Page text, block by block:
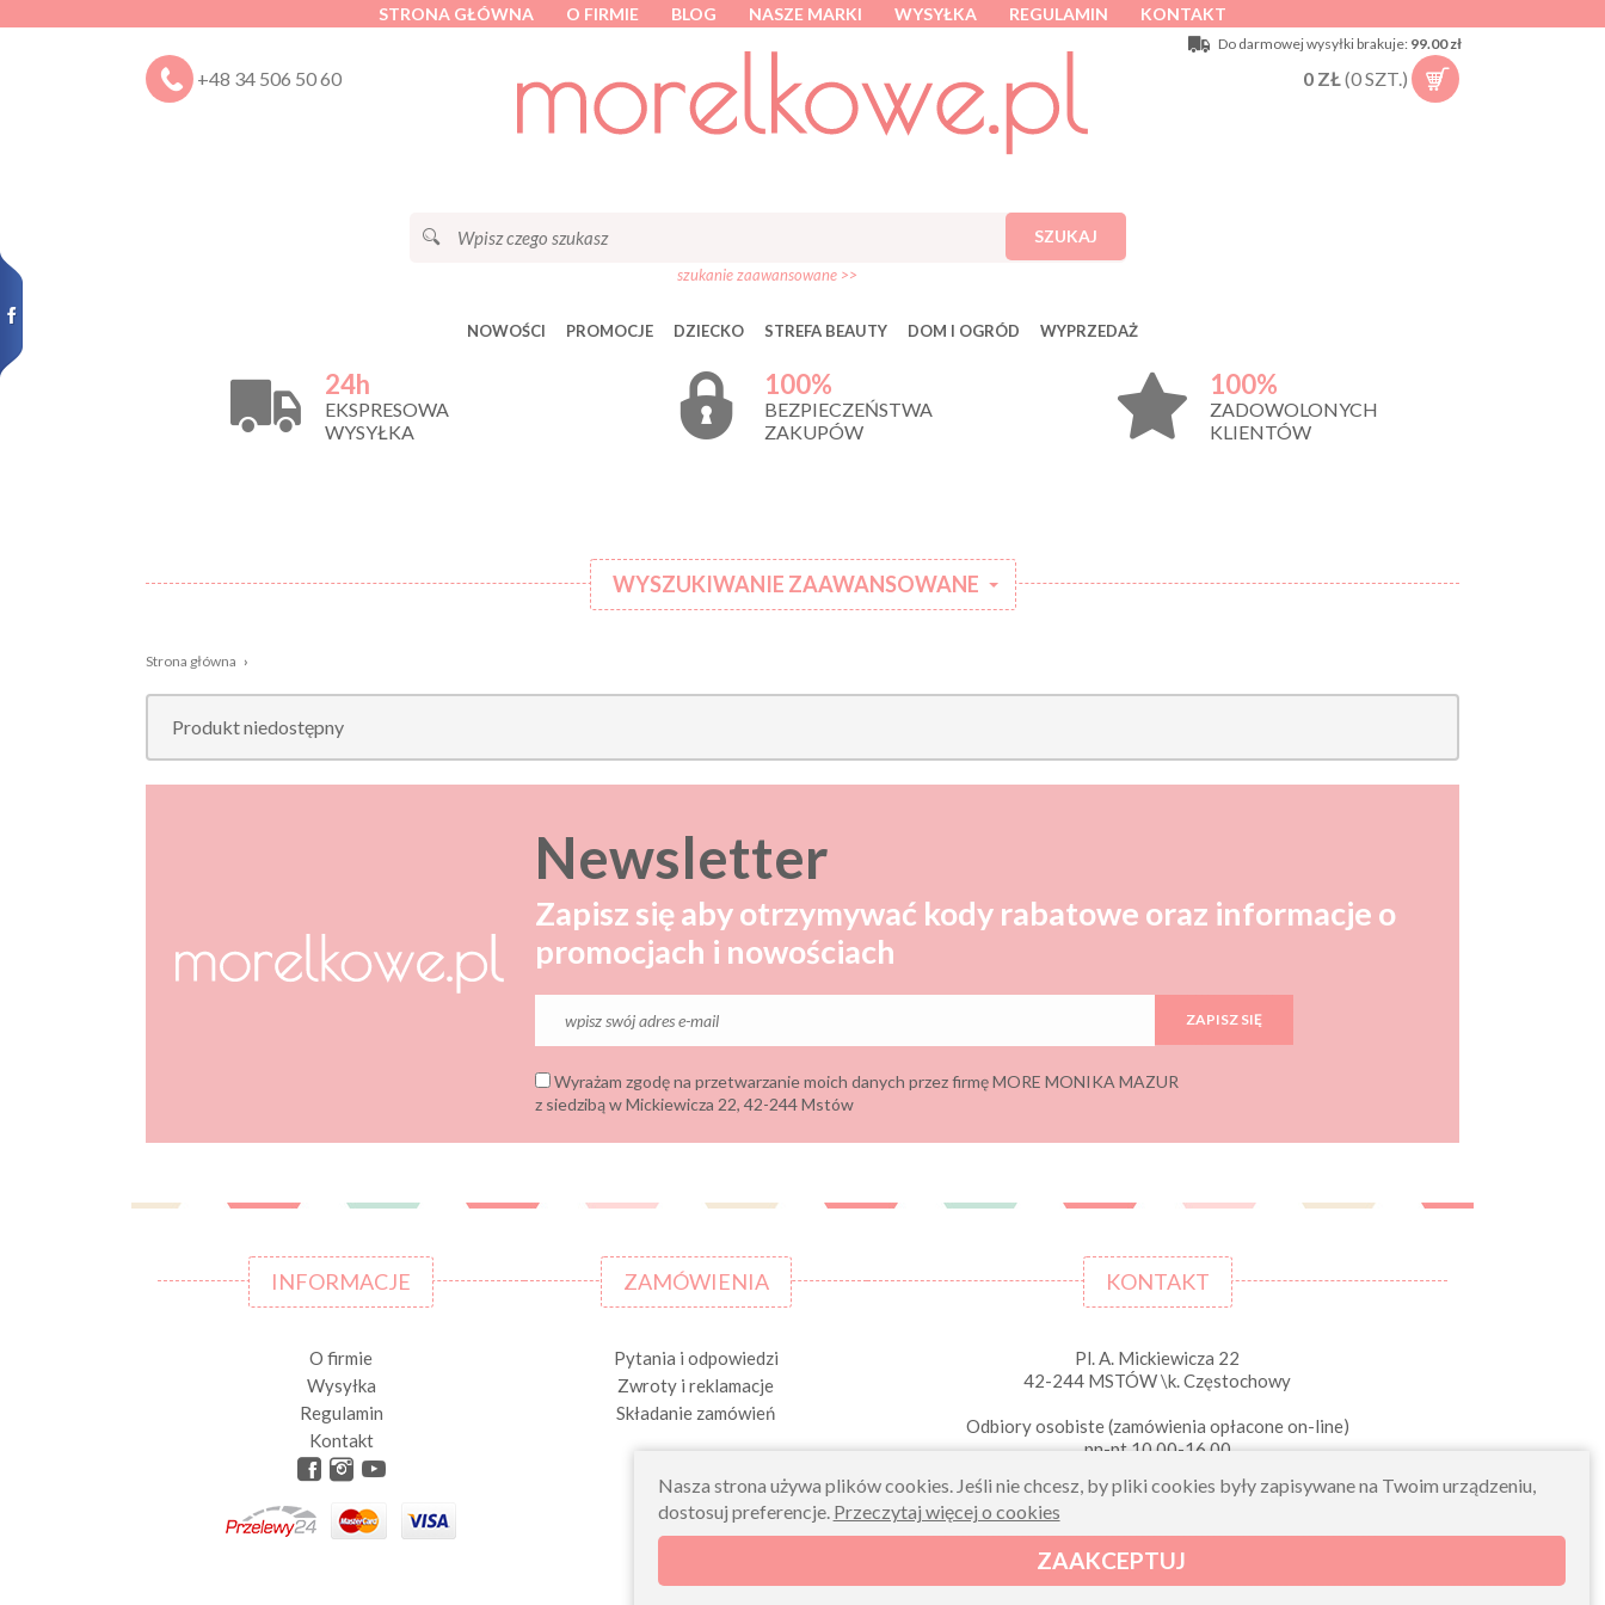
STRONA GŁÓWNA O FIRMIE BLOG NASZE MARKI WYSYŁKA REGULAMIN KONTAKT
+48 34 506 50 60
Do darmowej wysyłki brakuje: 99.00 zł
0 ZŁ(0SZT.)
SZUKAJ
szukanie zaawansowane >>
NOWOŚCI PROMOCJE DZIECKO STREFA BEAUTY DOM I OGRÓD WYPRZEDAŻ
24h
EKSPRESOWA
WYSYŁKA
100%
BEZPIECZEŃSTWA
ZAKUPÓW
100%
ZADOWOLONYCH
KLIENTÓW
WYSZUKIWANIE ZAAWANSOWANE
Nazwa:
dziecka:
Wzór: Marka: ZNAJDŹ
Strona główna ›
Produkt niedostępny
Newsletter
Zapisz się aby otrzymywać kody rabatowe oraz informacje o
promocjach i nowościach
ZAPISZ SIĘ
Wyrażam zgodę na przetwarzanie moich danych przez firmę MORE MONIKA MAZUR
z siedzibą w Mickiewicza 22, 42-244 Mstów
INFORMACJE
O firmie
Wysyłka
Regulamin
Kontakt
ZAMÓWIENIA
Pytania i odpowiedzi
Zwroty i reklamacje
Składanie zamówień
KONTAKT
Pl. A. Mickiewicza 22
42-244 MSTÓW \k. Częstochowy
Odbiory osobiste (zamówienia opłacone on-line)
pn-pt 10.00-16.00
sklep@morelkowe.pl
Nasza strona używa plików cookies. Jeśli nie chcesz, by pliki cookies były zapisywane na Twoim urządzeniu,
dostosuj preferencje. Przeczytaj więcej o cookies
ZAAKCEPTUJ